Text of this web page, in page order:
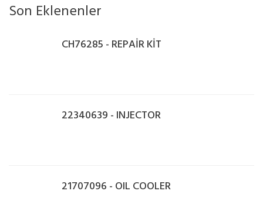
Son Eklenenler
CH76285 - REPAİR KİT
22340639 - INJECTOR
21707096 - OIL COOLER